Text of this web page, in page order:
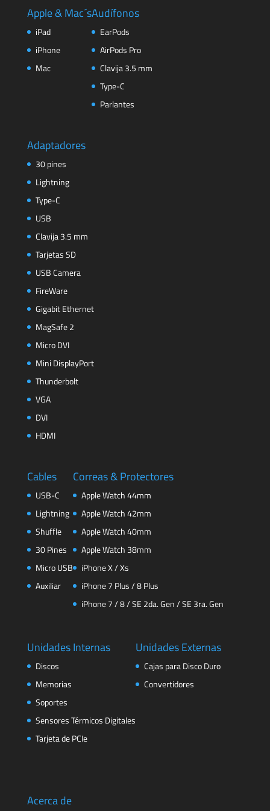
Apple & Mac´s
iPad
iPhone
Mac
Audífonos
EarPods
AirPods Pro
Clavija 3.5 mm
Type-C
Parlantes
Adaptadores
30 pines
Lightning
Type-C
USB
Clavija 3.5 mm
Tarjetas SD
USB Camera
FireWare
Gigabit Ethernet
MagSafe 2
Micro DVI
Mini DisplayPort
Thunderbolt
VGA
DVI
HDMI
Cables
USB-C
Lightning
Shuffle
30 Pines
Micro USB
Auxiliar
Correas & Protectores
Apple Watch 44mm
Apple Watch 42mm
Apple Watch 40mm
Apple Watch 38mm
iPhone X / Xs
iPhone 7 Plus / 8 Plus
iPhone 7 / 8 / SE 2da. Gen / SE 3ra. Gen
Unidades Internas
Discos
Memorias
Soportes
Sensores Térmicos Digitales
Tarjeta de PCIe
Unidades Externas
Cajas para Disco Duro
Convertidores
Acerca de